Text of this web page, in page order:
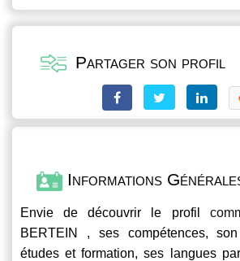
Partager son profil
Informations
Envie de découvrir le profil
BERTEIN , ses compétences,
études et formation, ses langues